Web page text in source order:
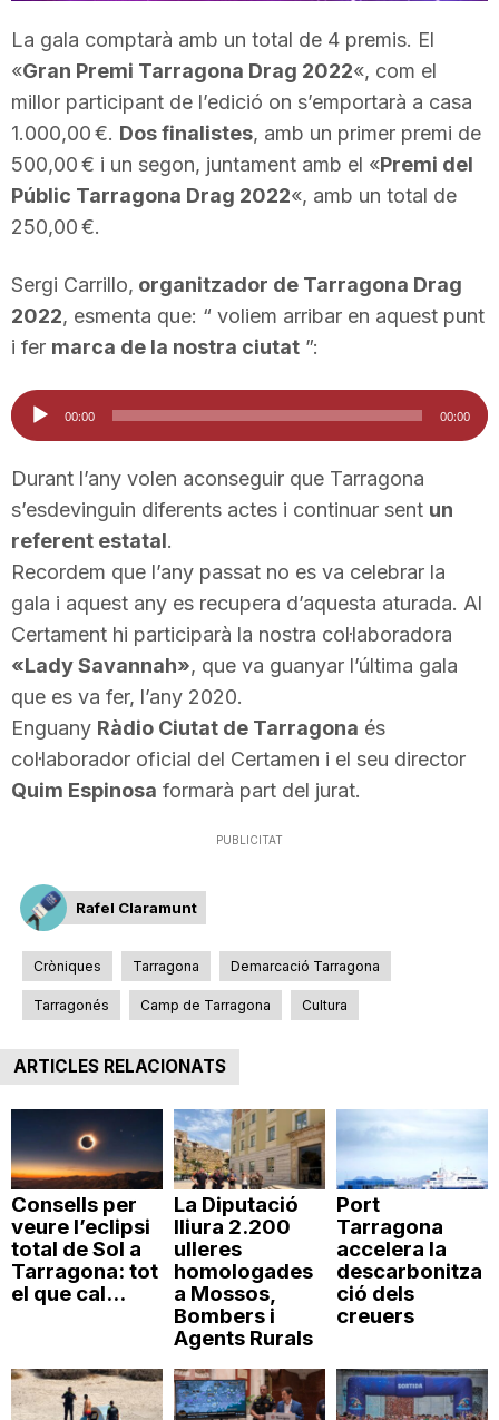
r
a
n
a
La gala comptarà amb un total de 4 premis. El
«Gran Premi Tarragona Drag 2022«, com el
millor participant de l’edició on s’emportarà a casa
1.000,00 €. Dos finalistes, amb un primer premi de
500,00 € i un segon, juntament amb el «Premi del
Públic Tarragona Drag 2022«, amb un total de
250,00 €.
Sergi Carrillo, organitzador de Tarragona Drag
2022, esmenta que: “ voliem arribar en aquest punt
i fer marca de la nostra ciutat ”:
Reproductor
d'àudio
00:00 00:00
Durant l’any volen aconseguir que Tarragona
s’esdevinguin diferents actes i continuar sent un
referent estatal.
Recordem que l’any passat no es va celebrar la
gala i aquest any es recupera d’aquesta aturada. Al
Certament hi participarà la nostra col·laboradora
«Lady Savannah», que va guanyar l’última gala
que es va fer, l’any 2020.
Enguany Ràdio Ciutat de Tarragona és
col·laborador oficial del Certamen i el seu director
Quim Espinosa formarà part del jurat.
PUBLICITAT
Rafel Claramunt
Cròniques Tarragona Demarcació Tarragona
Tarragonés Camp de Tarragona Cultura
ARTICLES RELACIONATS
Consells per
veure l’eclipsi
total de Sol a
Tarragona: tot
el que cal...
La Diputació
lliura 2.200
ulleres
homologades
a Mossos,
Bombers i
Agents Rurals
Port
Tarragona
accelera la
descarbonitza
ció dels
creuers